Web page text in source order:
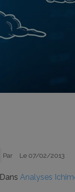
Par Le 07/02/2013
DansAnalyses